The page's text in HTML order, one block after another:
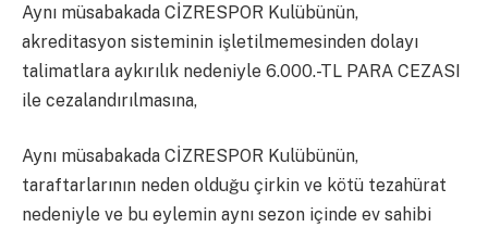
Aynı müsabakada CİZRESPOR Kulübünün,
akreditasyon sisteminin işletilmemesinden dolayı
talimatlara aykırılık nedeniyle 6.000.-TL PARA CEZASI
ile cezalandırılmasına,
Aynı müsabakada CİZRESPOR Kulübünün,
taraftarlarının neden olduğu çirkin ve kötü tezahürat
nedeniyle ve bu eylemin aynı sezon içinde ev sahibi